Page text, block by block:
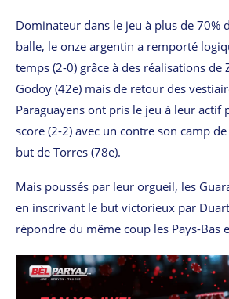
Dominateur dans le jeu à plus de 70%
balle, le onze argentin a remporté
temps (2-0) grâce à des réalisations de
Godoy (42e) mais de retour des
Paraguayens ont pris le jeu à leur actif
score (2-2) avec un contre son camp
but de Torres (78e).
Mais poussés par leur orgueil, les
en inscrivant le but victorieux par
répondre du même coup les Pays-Bas